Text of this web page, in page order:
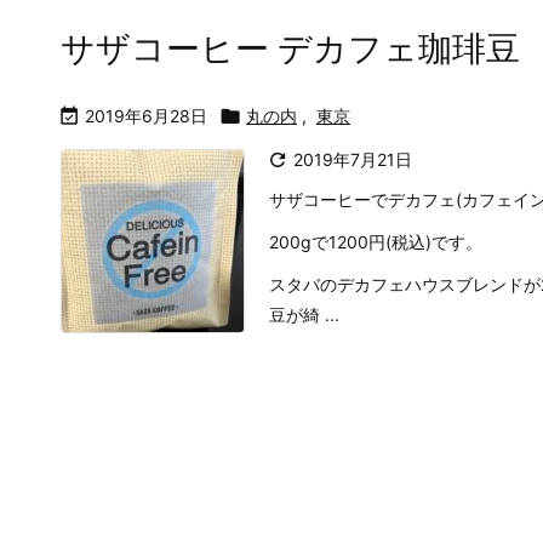
サザコーヒー デカフェ珈琲豆
 2019年6月28日  丸の内 , 東京
 2019年7月21日
サザコーヒーでデカフェ(カフェイ
200gで1200円(税込)です。
スタバのデカフェハウスブレンド
豆が綺 ...